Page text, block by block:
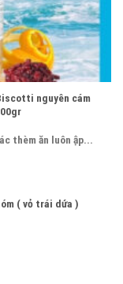
nguyên cám
thèm ăn luôn ập...
( vỏ trái dứa )